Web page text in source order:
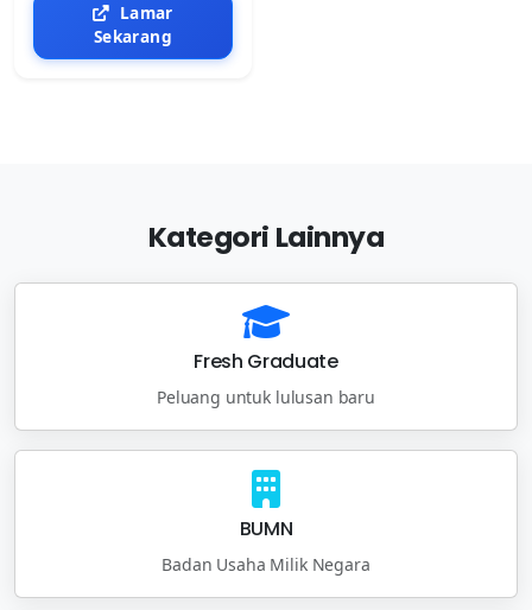
Lamar
Sekarang
Kategori Lainnya
Fresh Graduate
Peluang untuk lulusan baru
BUMN
Badan Usaha Milik Negara